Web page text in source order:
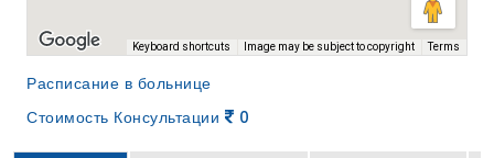
Keyboard shortcuts Image may be subject to copyright Terms
Расписание в больнице
Стоимость Консультации
0